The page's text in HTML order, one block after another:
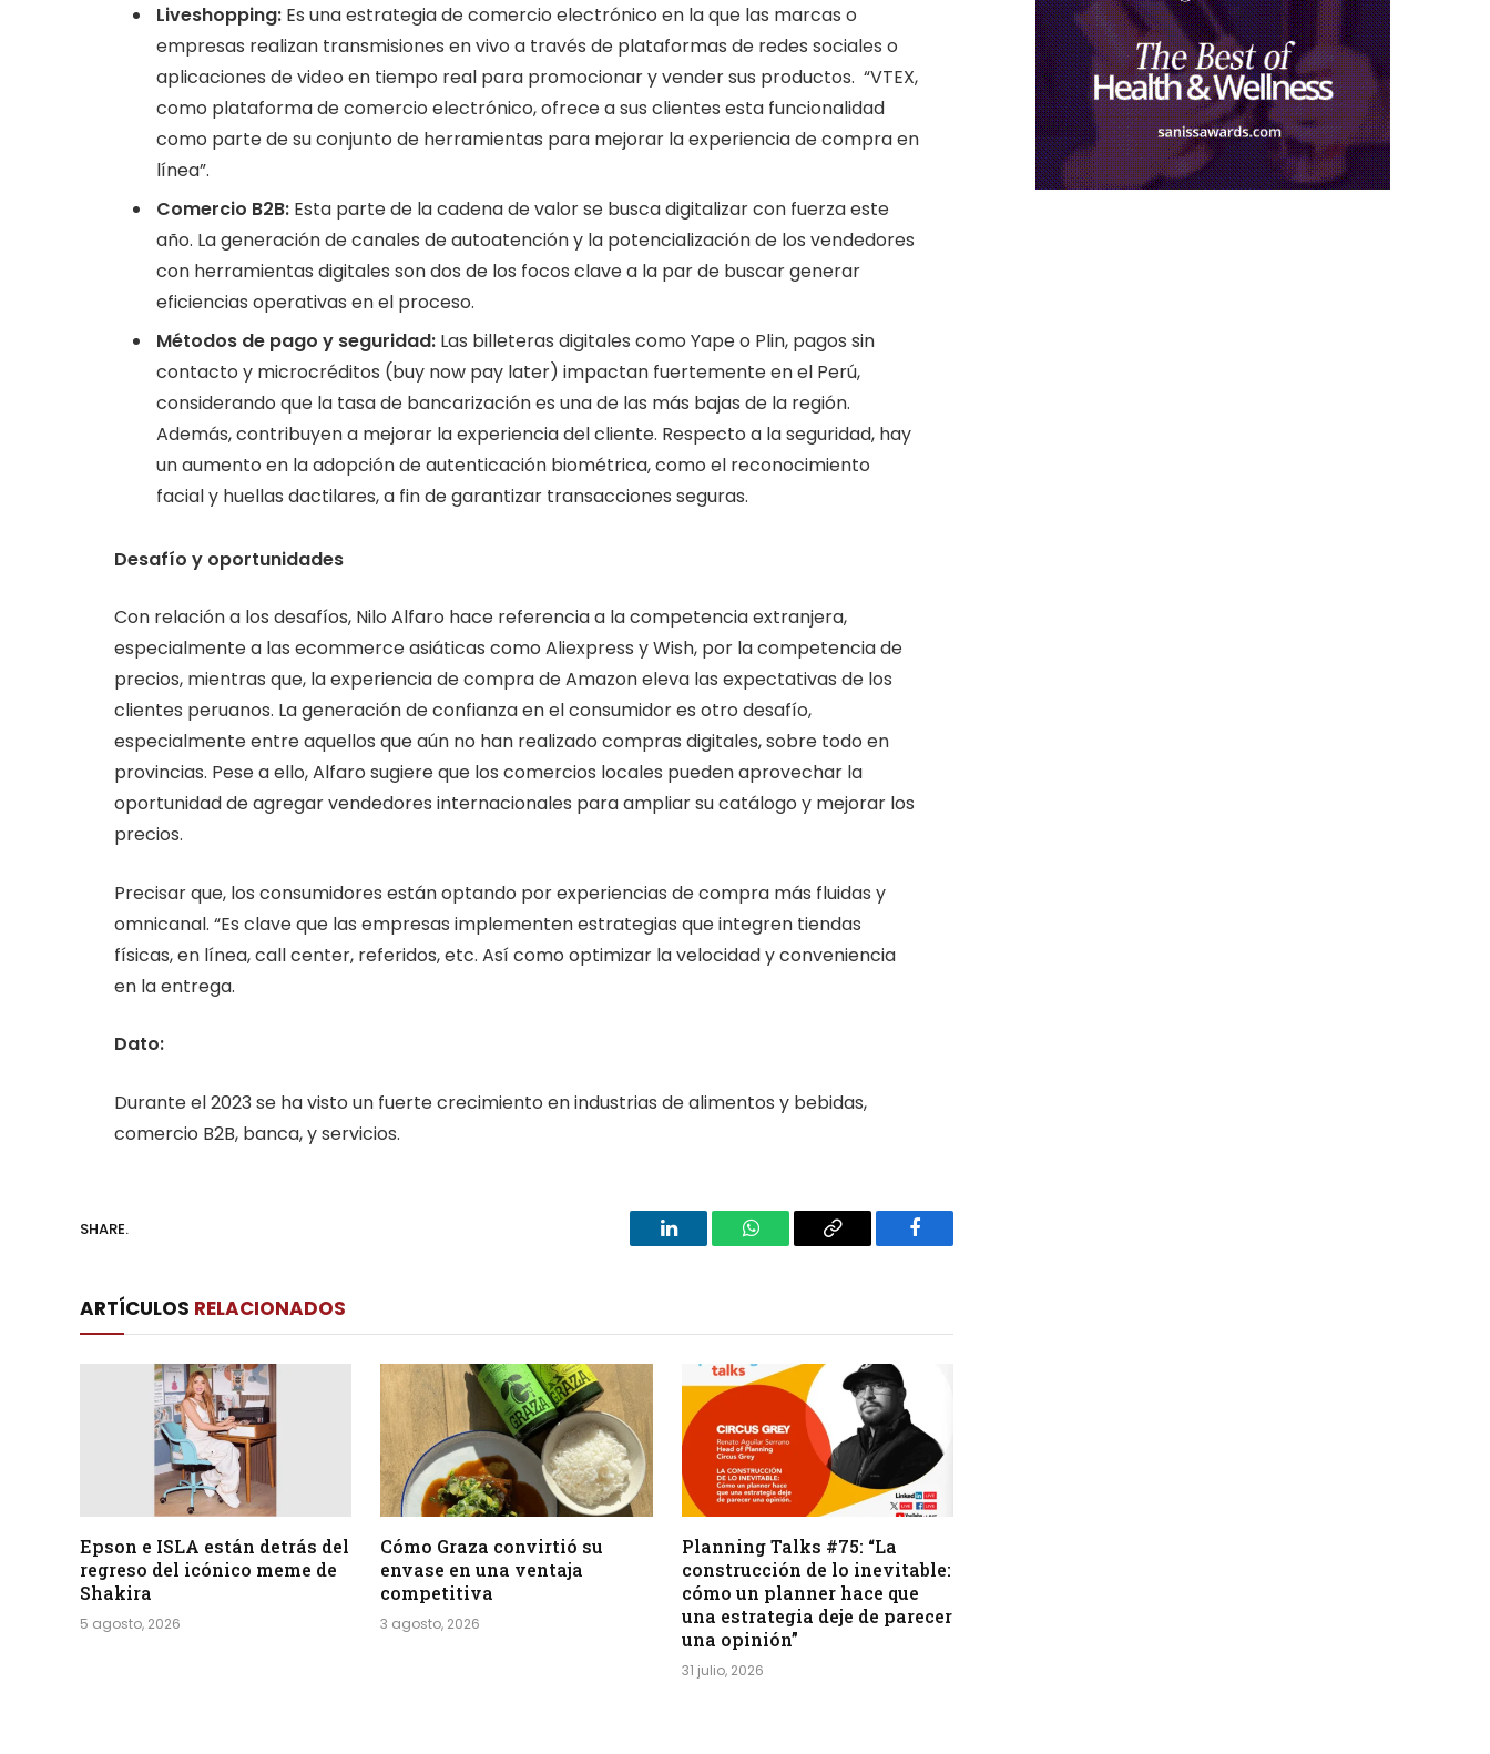
Liveshopping: Es unaestrategia de comercio electrónico en la que las marcas o
empresas realizan transmisiones en vivo a través de plataformas de redes sociales o
aplicaciones de video en tiempo real para promocionar y vender sus productos. “VTEX,
como plataforma de comercio electrónico, ofrece a sus clientes esta funcionalidad
como parte de su conjunto de herramientas para mejorar la experiencia de compra en
línea”.
Comercio B2B: Esta parte de la cadena de valor se busca digitalizar con fuerza este
año. La generación de canales de autoatención y la potencialización de los vendedores
con herramientas digitales son dos de los focos clave a la par de buscar generar
eficiencias operativas en el proceso.
Métodos de pago y seguridad: Las billeteras digitales como Yape o Plin, pagos sin
contacto y microcréditos (buy now pay later) impactan fuertemente en el Perú,
considerando que la tasa de bancarización es una de las más bajas de la región.
Además, contribuyen a mejorar la experiencia del cliente. Respecto a la seguridad, hay
un aumento en la adopción de autenticación biométrica, como el reconocimiento
facial y huellas dactilares, a fin de garantizar transacciones seguras.
Desafío y oportunidades
Con relación a los desafíos, Nilo Alfaro hace referencia a la competencia extranjera,
especialmente a las ecommerce asiáticas como Aliexpress y Wish, por la competencia de
precios, mientras que, la experiencia de compra de Amazon eleva las expectativas de los
clientes peruanos. La generación de confianza en el consumidor es otro desafío,
especialmente entre aquellos que aún no han realizado compras digitales, sobre todo en
provincias. Pese a ello, Alfaro sugiere que los comercios locales pueden aprovechar la
oportunidad de agregar vendedores internacionales para ampliar su catálogo y mejorar los
precios.
Precisar que, los consumidores están optando por experiencias de compra más fluidas y
omnicanal. “Es clave que las empresas implementen estrategias que integren tiendas
físicas, en línea, call center, referidos, etc. Así como optimizar la velocidad y conveniencia
en la entrega.
Dato:
Durante el 2023 se ha visto un fuerte crecimiento en industrias de alimentos y bebidas,
comercio B2B, banca, y servicios.
SHARE.
LinkedIn WhatsAppCopy
Facebook
ARTÍCULOS RELACIONADOS
Epson e ISLA están detrás del
regreso del icónico meme de
Shakira
5 agosto, 2026
Cómo Graza convirtió su
envase en una ventaja
competitiva
3 agosto, 2026
Planning Talks #75: “La
construcción de lo inevitable:
cómo un planner hace que
una estrategia deje de parecer
una opinión”
31 julio, 2026